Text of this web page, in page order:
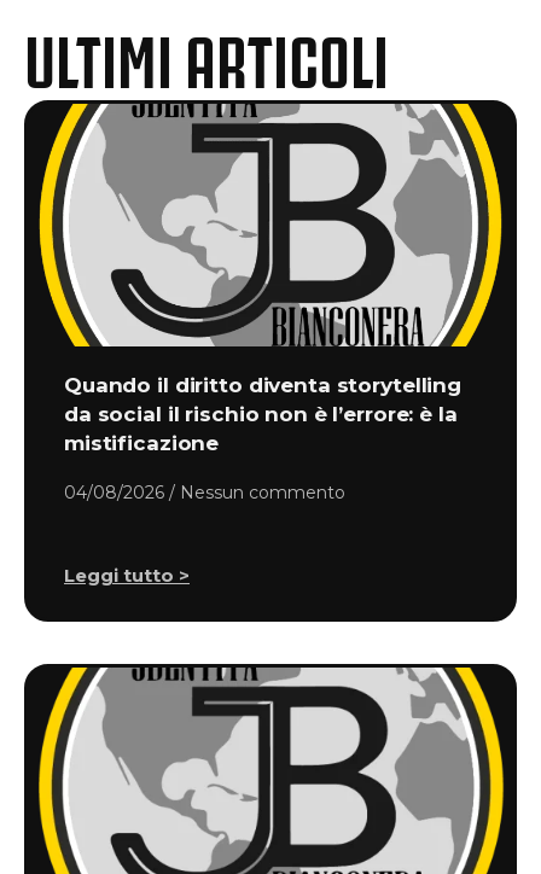
ULTIMI ARTICOLI
Quando il diritto diventa storytelling
da social il rischio non è l’errore: è la
mistificazione
04/08/2026 Nessun commento
Leggi tutto >